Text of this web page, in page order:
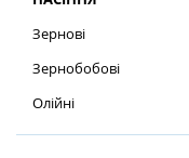
Зернові
Зернобобові
Олійні